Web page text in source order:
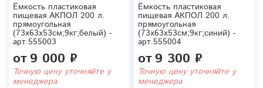
Ёмкость пластиковая
пищевая АКПОЛ 200 л.
прямоугольная
(73x63x53см;9кг;белый) -
арт.555003
от9 000 ₽
Точную цену уточняйте у
менеджера
Ёмкость пластиковая
пищевая АКПОЛ 200 л.
прямоугольная
(73x63x53см;9кг;синий) -
арт.555004
от9 300 ₽
Точную цену уточняйте у
менеджера